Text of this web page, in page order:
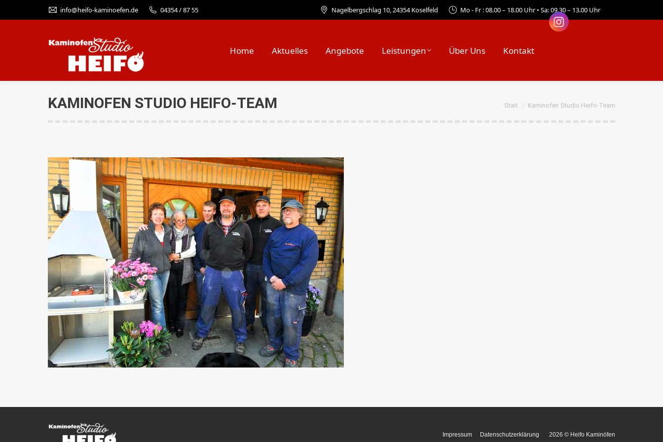
info@heifo-kaminoefen.de 04354 / 87 55 Nagelbergschlag 10, 24354 Koselfeld Mo - Fr : 08.00 – 18.00 Uhr • Sa: 09.30 – 13.00 Uhr
Home Aktuelles Angebote Leistungen Über Uns Kontakt
KAMINOFEN STUDIO HEIFO-TEAM Sie befinden sich hier:
Start Kaminofen Studio Heifo-Team
Impressum Datenschutzerklärung 2026 © Heifo Kaminöfen